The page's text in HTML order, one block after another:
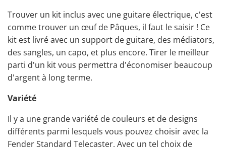
Trouver un kit inclus avec une guitare électrique, c'est
comme trouver un œuf de Pâques, il faut le saisir ! Ce
kit est livré avec un support de guitare, des médiators,
des sangles, un capo, et plus encore. Tirer le meilleur
parti d'un kit vous permettra d'économiser beaucoup
d'argent à long terme.
Variété
Il y a une grande variété de couleurs et de designs
différents parmi lesquels vous pouvez choisir avec la
Fender Standard Telecaster. Avec un tel choix de